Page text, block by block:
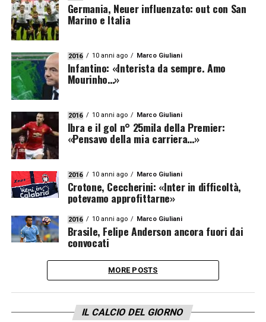
Germania, Neuer influenzato: out con San
Marino e Italia
2016 10 anni ago Marco Giuliani
Infantino: «Interista da sempre. Amo
Mourinho…»
2016 10 anni ago Marco Giuliani
Ibra e il gol n° 25mila della Premier:
«Pensavo della mia carriera…»
2016 10 anni ago Marco Giuliani
Crotone, Ceccherini: «Inter in difficoltà,
potevamo approfittarne»
2016 10 anni ago Marco Giuliani
Brasile, Felipe Anderson ancora fuori dai
convocati
MORE POSTS
IL CALCIO DEL GIORNO